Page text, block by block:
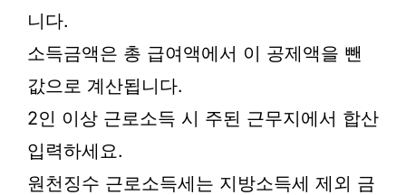
니다.
소득금액은 총 급여액에서 이 공제액을 뺀
값으로 계산됩니다.
2인 이상 근로소득 시 주된 근무지에서 합산
입력하세요.
원천징수 근로소득세는 지방소득세 제외 금